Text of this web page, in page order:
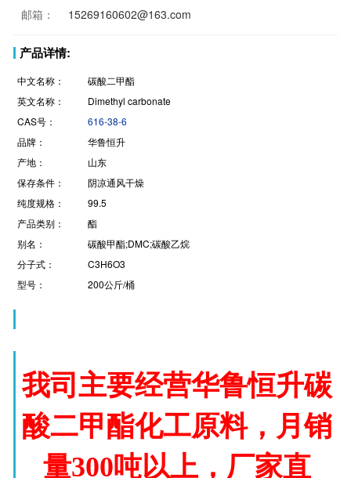
邮箱：
15269160602@163.com
产品详情:
中文名称：
碳酸二甲酯
英文名称：
Dimethyl carbonate
CAS号：
616-38-6
品牌：
华鲁恒升
产地：
山东
保存条件：
阴凉通风干燥
纯度规格：
99.5
产品类别：
酯
别名：
碳酸甲酯;DMC;碳酸乙烷
分子式：
C3H6O3
型号：
200公斤/桶
我司主要经营华鲁恒升碳
酸二甲酯化工原料，月销
量300吨以上，厂家直